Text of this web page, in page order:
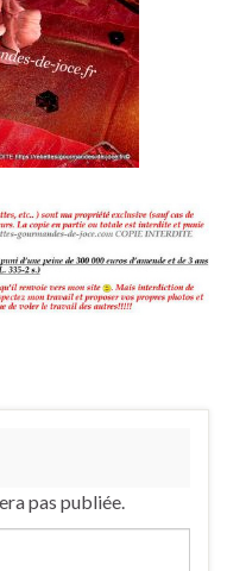
pas publiée.